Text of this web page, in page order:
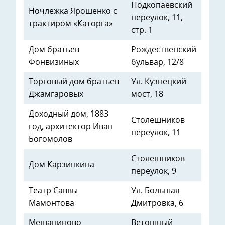
Ночлежка Ярошенко с
трактиром «Каторга»
Подкопаевский
переулок, 11,
стр. 1
Дом братьев
Фонвизиных
Рождественский
бульвар, 12/8
Торговый дом братьев
Джамгаровых
Ул. Кузнецкий
мост, 18
Доходный дом, 1883
год, архитектор Иван
Богомолов
Столешников
переулок, 11
Дом Карзинкина
Столешников
переулок, 9
Театр Саввы
Мамонтова
Ул. Большая
Дмитровка, 6
Мещаниново Ветошный